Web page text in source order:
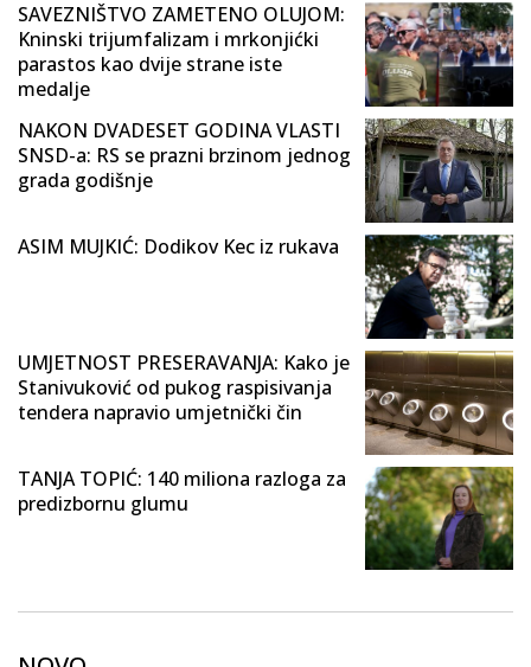
SAVEZNIŠTVO ZAMETENO OLUJOM:
Kninski trijumfalizam i mrkonjićki
parastos kao dvije strane iste
medalje
NAKON DVADESET GODINA VLASTI
SNSD-a: RS se prazni brzinom jednog
grada godišnje
ASIM MUJKIĆ: Dodikov Kec iz rukava
UMJETNOST PRESERAVANJA: Kako je
Stanivuković od pukog raspisivanja
tendera napravio umjetnički čin
TANJA TOPIĆ: 140 miliona razloga za
predizbornu glumu